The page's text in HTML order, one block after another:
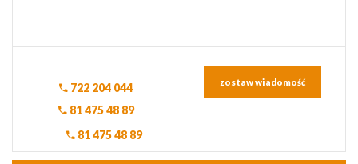
722 204 044
81 475 48 89
81 475 48 89
zostaw wiadomość